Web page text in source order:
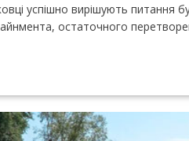
успішно вирішують питання
остаточного